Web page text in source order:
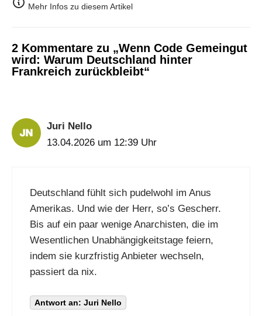
Mehr Infos zu diesem Artikel
2 Kommentare zu „Wenn Code Gemeingut
wird: Warum Deutschland hinter
Frankreich zurückbleibt“
Juri Nello
13.04.2026 um 12:39 Uhr
Deutschland fühlt sich pudelwohl im Anus
Amerikas. Und wie der Herr, so’s Gescherr.
Bis auf ein paar wenige Anarchisten, die im
Wesentlichen Unabhängigkeitstage feiern,
indem sie kurzfristig Anbieter wechseln,
passiert da nix.
Antwort an: Juri Nello